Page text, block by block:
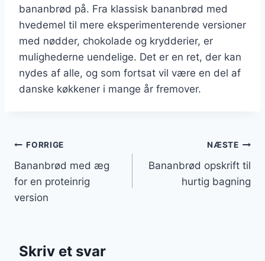
bananbrød på. Fra klassisk bananbrød med
hvedemel til mere eksperimenterende versioner
med nødder, chokolade og krydderier, er
mulighederne uendelige. Det er en ret, der kan
nydes af alle, og som fortsat vil være en del af
danske køkkener i mange år fremover.
Indlægsnavigation
FORRIGE
Bananbrød med æg
for en proteinrig
version
NÆSTE
Bananbrød opskrift til
hurtig bagning
Skriv et svar